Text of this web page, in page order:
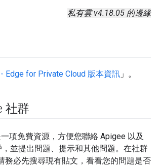
私有雲 v4.18.05 的邊緣
Edge for Private Cloud 版本資訊 」。
社群
項免費資源，方便您聯絡 Apigee 以及
並提出問題、提示和其他問題。在社群
務必先搜尋現有貼文，看看您的問題是否